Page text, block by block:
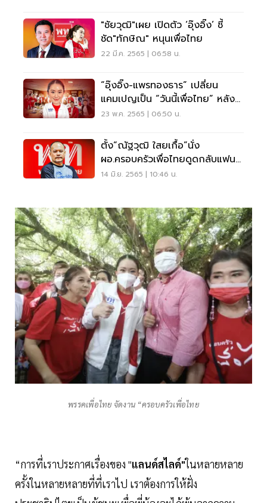
"ชัยวุฒิ"เผย เปิดตัว ‘อุ๊งอิ๊ง’ ชี้
ชัด"ทักษิณ" หนุนเพื่อไทย
22 มี.ค. 2565 | 06:58 น.
“อุ๊งอิ๊ง-แพรทองธาร” เปลี่ยน
แคมเปญเป็น “วันนี้เพื่อไทย” หลัง
แลนด์สไลด์
23 พ.ค. 2565 | 06:50 น.
ตั้ง“ณัฐวุฒิ ใสยเกื้อ”นั่ง
ผอ.ครอบครัวเพื่อไทยดูดกลับแฟน
คลับเสื้อแดง
14 มิ.ย. 2565 | 10:46 น.
พรรคเพื่อไทย จัดงาน “ครอบครัวเพื่อไทย
“การที่เราประกาศเรื่องของ "แลนด์สไลด์"ในหลายหลาย
ครั้งในหลายหลายที่ที่เราไป เราต้องการให้ฝั่ง